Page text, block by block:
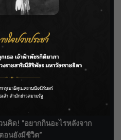
ำแม่น้ำปิง รับมวลน้ำเหนือ ย้ำ
แดนซ์สับทุกจังหวะ ชวนแฟนๆ
ามแก้ปัญหาโครงการประตู
นคิด! “อยากกินอะไรหลังจาก
อนยังมีชีวิต”